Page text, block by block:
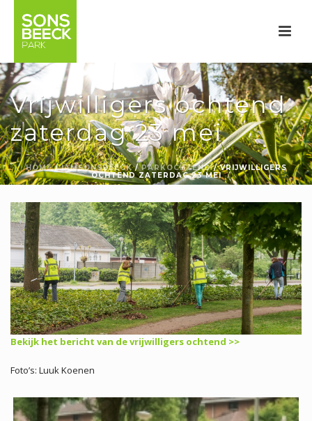
Vrijwilligers ochtend
zaterdag 23 mei
HOME/IAMSONSBEECK/PARKOCHTEND/VRIJWILLIGERS
OCHTEND ZATERDAG 23 MEI
Bekijk het bericht van de vrijwilligers ochtend >>
Foto’s: Luuk Koenen